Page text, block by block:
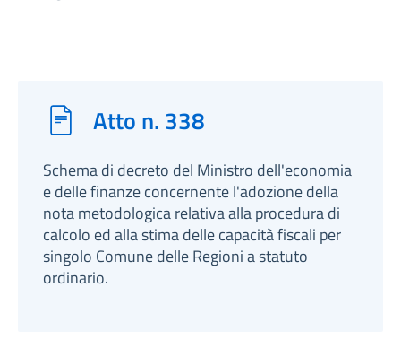
Atto n. 338
Schema di decreto del Ministro dell'economia
e delle finanze concernente l'adozione della
nota metodologica relativa alla procedura di
calcolo ed alla stima delle capacità fiscali per
singolo Comune delle Regioni a statuto
ordinario.